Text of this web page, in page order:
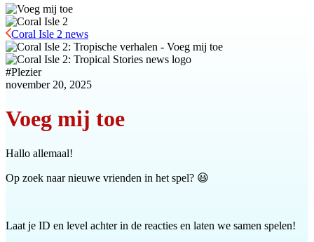
Coral Isle 2 news
#Plezier
november 20, 2025
Voeg mij toe
Hallo allemaal!
Op zoek naar nieuwe vrienden in het spel? 😃
Laat je ID en level achter in de reacties en laten we samen spelen!